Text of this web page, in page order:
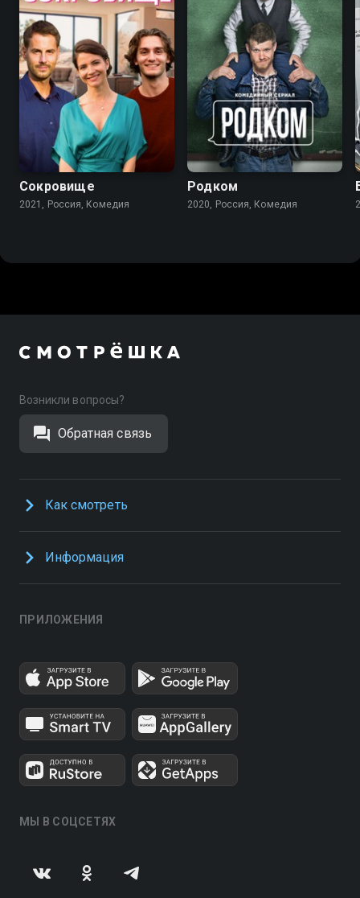
7.3
Сокровище
2021, Россия, Комедия
7.9
Родком
2020, Россия, Комедия
Возникли вопросы?
Обратная связь
Как смотреть
Информация
ПРИЛОЖЕНИЯ
МЫ В СОЦСЕТЯХ